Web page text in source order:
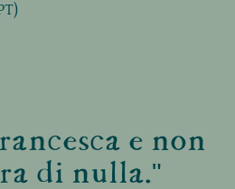
e non
di nulla."